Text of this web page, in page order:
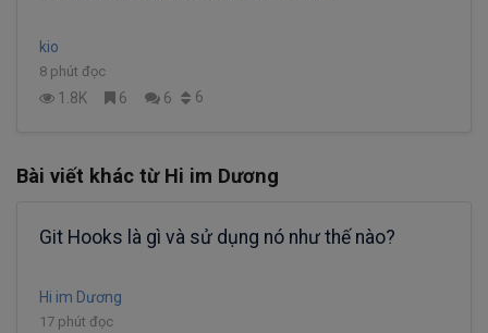
kio
8 phút đọc
1.8K 6 6 6
Bài viết khác từ Hi im Dương
Git Hooks là gì và sử dụng nó như thế nào?
Hi im Dương
17 phút đọc